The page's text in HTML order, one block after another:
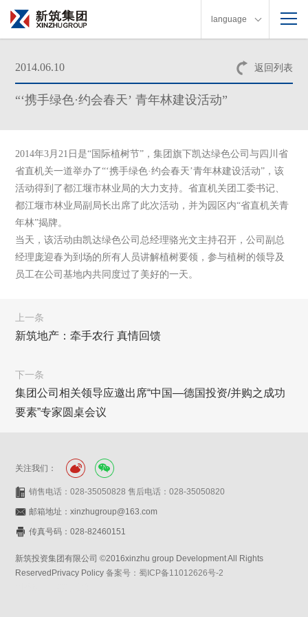
language
返回列表
2014.06.10
“‘携手绿色·约会春天’ 青年林建设活动”
2014年3月21 日是“国际植树节”，集团旗下凯达绿色公司与四川省
省直机关一道举办了“‘携手绿色·约会春天’青年林建设活动” ，该
活动得到了都江堰市林业局的大力支持。省直机关团工委书记、
都江堰市林业局副局长出席了此次活动，并为园区内“省直机关青
年林”揭牌。
当天，该活动由凯达绿色公司总经理骆光文主持召开，公司副总
经理庞迎春为到场的所有人员讲解植树要领，参与植树的领导及
员工在公司基地内共同度过了美好的一天。
上一条
新筑地产：牵手农行 真情回馈
下一条
集团公司相关领导应邀出席“中国—德国投资/并购之成功
要素”专家圆桌会议
关注我们：
销售电话：028-35050828 售后电话：028-35050820
邮箱地址：xinzhugroup@163.com
传真号码：028-82460151
新筑投资集团有限公司 ©2016xinzhu group Development All Rights
ReservedPrivacy Policy备案号：蜀ICP备11012626号-2